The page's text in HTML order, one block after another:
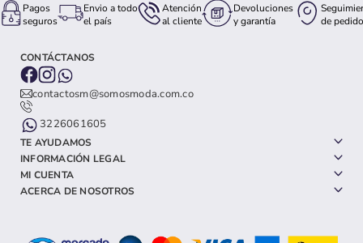
Pagos
seguros
Envio a todo
el país
Atención
al cliente
Devoluciones
y garantía
de pedido
CONTÁCTANOS
contactosm@somosmoda.com.co
3226061605
TE AYUDAMOS
INFORMACIÓN LEGAL
MI CUENTA
ACERCA DE NOSOTROS